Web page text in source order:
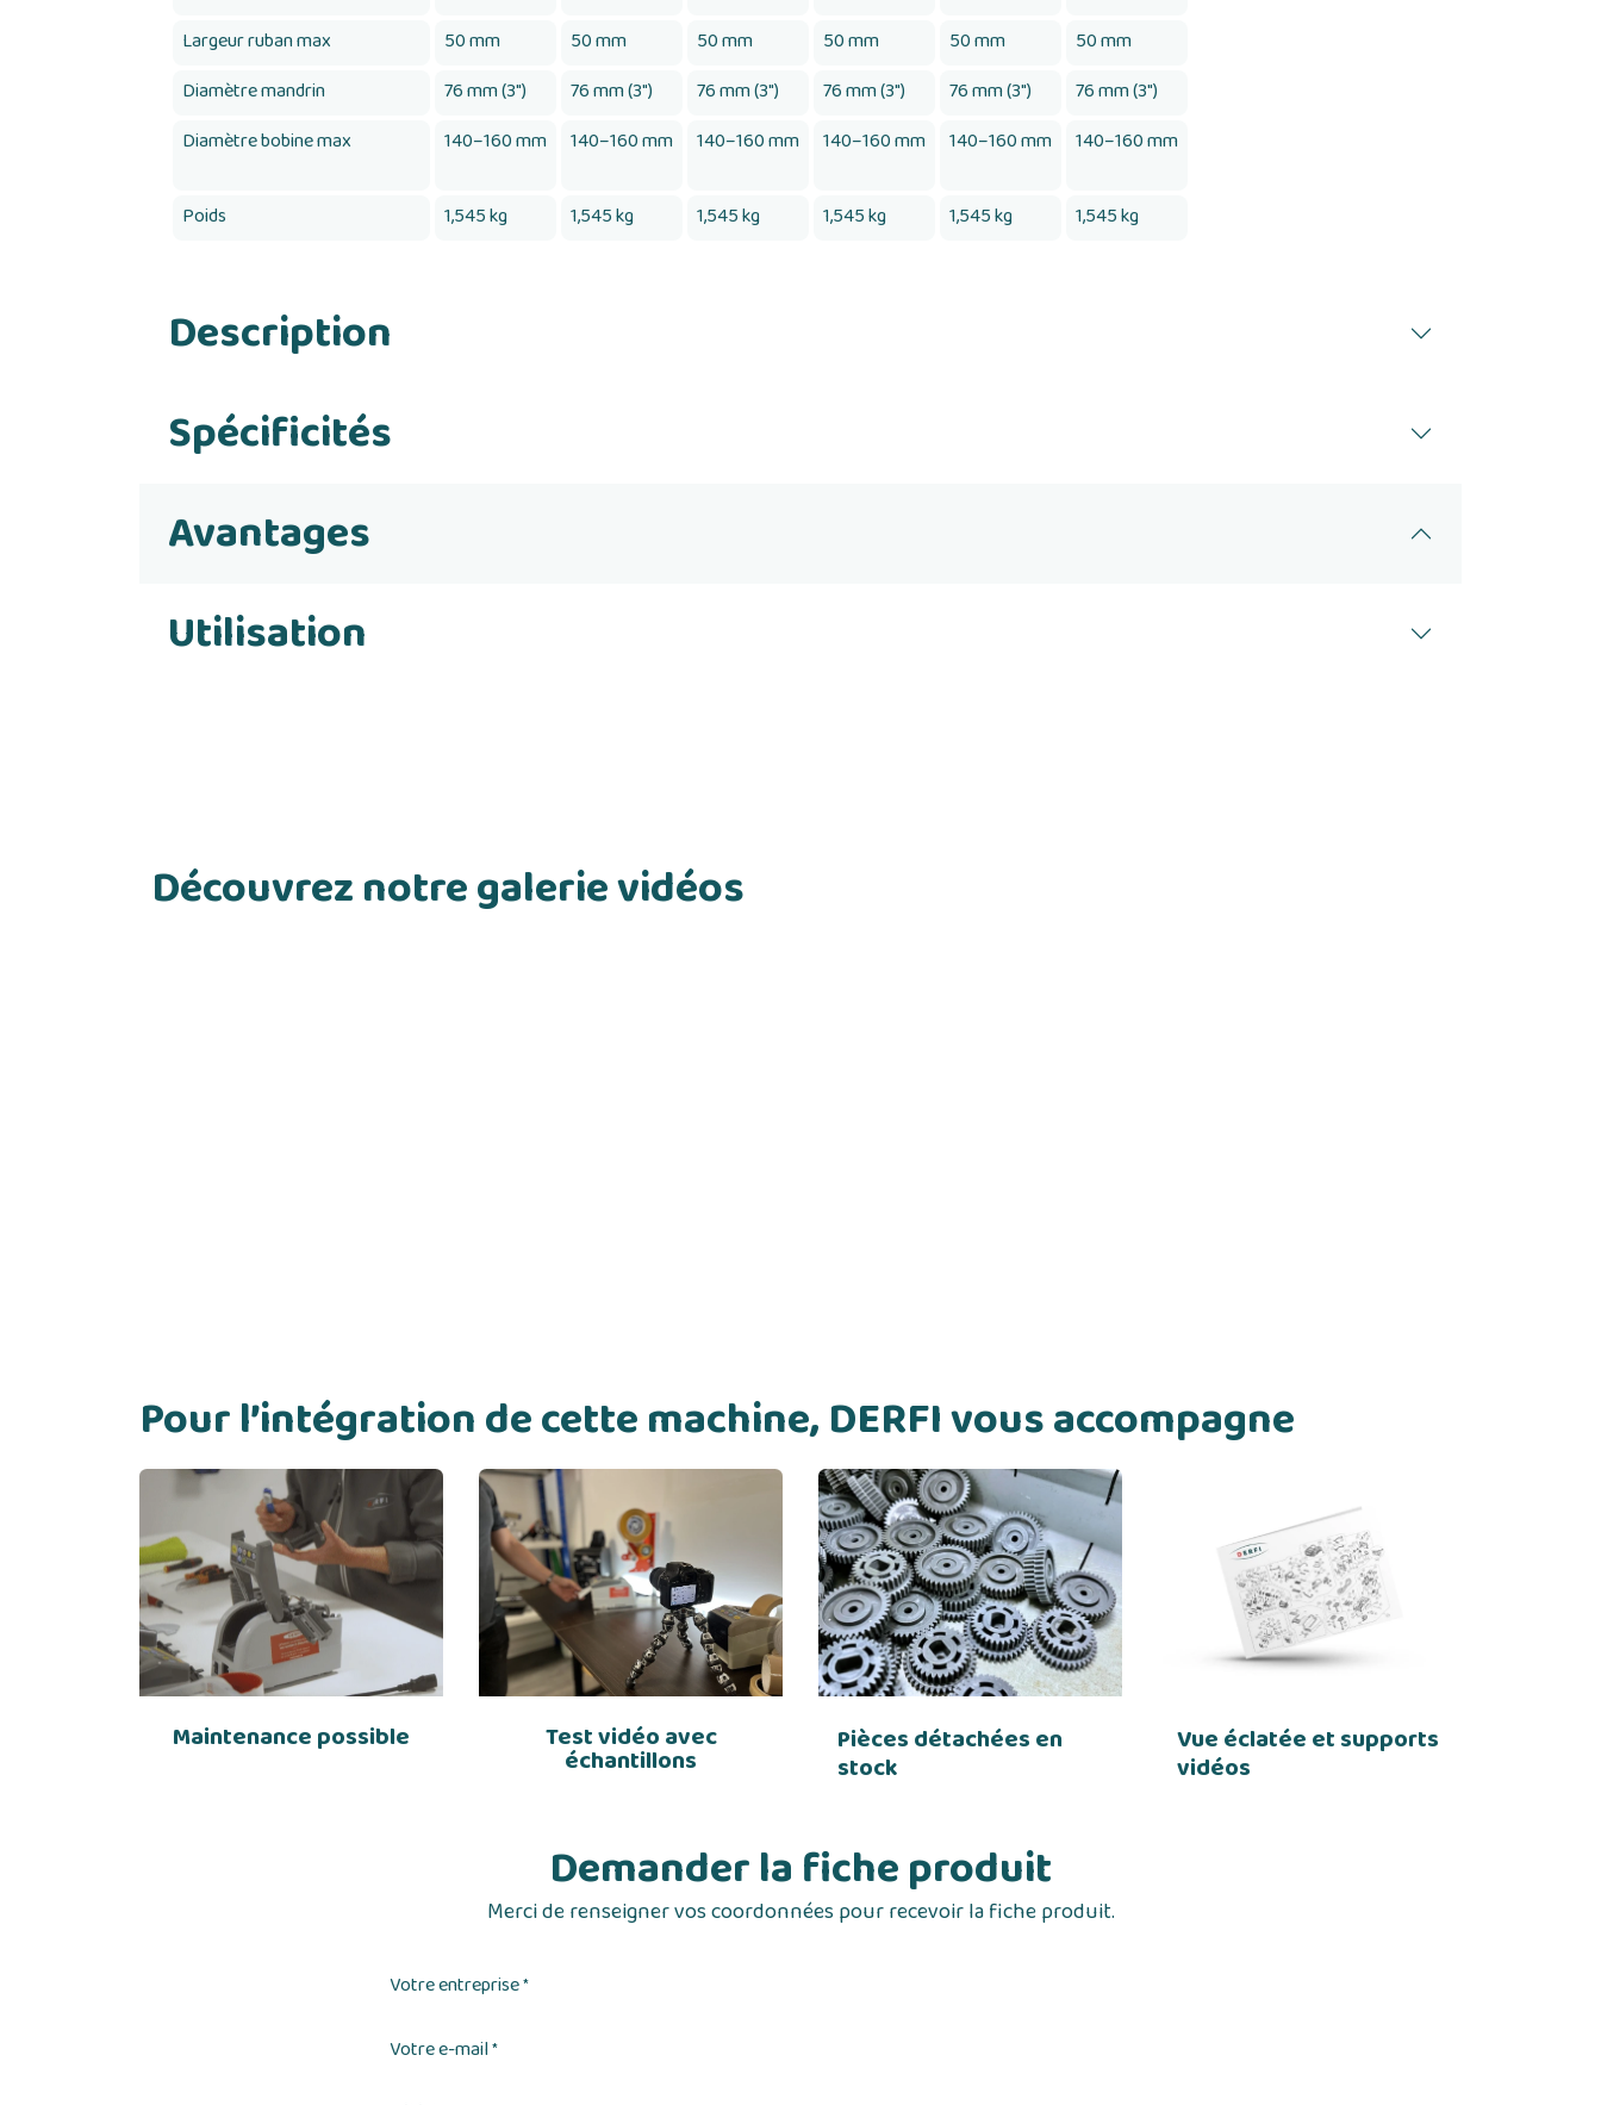
Largeur ruban max 50 mm 50 mm 50 mm 50 mm 50 mm
50 mm
Diamètre mandrin
76 mm (3") 76 mm (3") 76 mm (3") 76 mm (3") 76 mm (3")
76 mm (3")
Diamètre bobine max
140–160 mm 140–160 mm 140–160 mm 140–160 mm 140–160 mm 140–160 mm
Poids 1,545 kg 1,545 kg 1,545 kg 1,545 kg 1,545 kg 1,545 kg
Description
Spécificités
Avantages
Utilisation
Découvrez notre galerie vidéos
Pour l’intégration de cette machine, DERFI vous accompagne
Maintenance possible Test vidéo avec
échantillons
Pièces détachées en
stock
Vue éclatée et supports
vidéos
Demander la fiche produit
Merci de renseigner vos coordonnées pour recevoir la fiche produit.
Votre entreprise*
Votre e-mail*